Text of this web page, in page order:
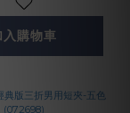
入購物車